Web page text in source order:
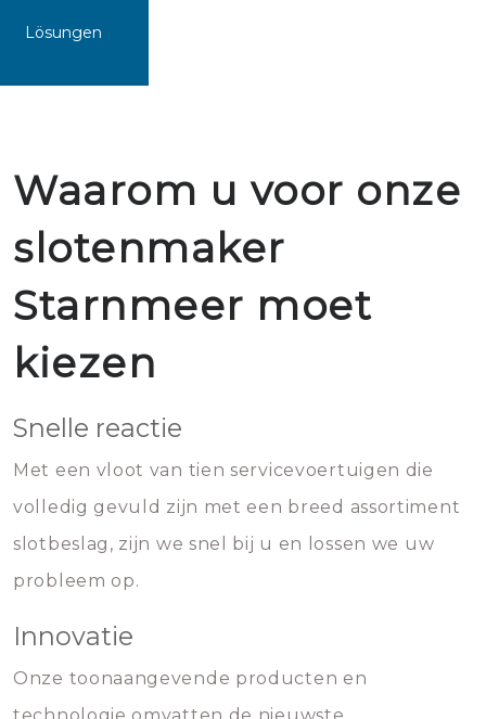
Lösungen
Waarom u voor onze
slotenmaker
Starnmeer moet
kiezen
Snelle reactie
Met een vloot van tien servicevoertuigen die
volledig gevuld zijn met een breed assortiment
slotbeslag, zijn we snel bij u en lossen we uw
probleem op.
Innovatie
Onze toonaangevende producten en